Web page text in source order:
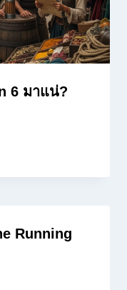
6 มาแน่?
Running